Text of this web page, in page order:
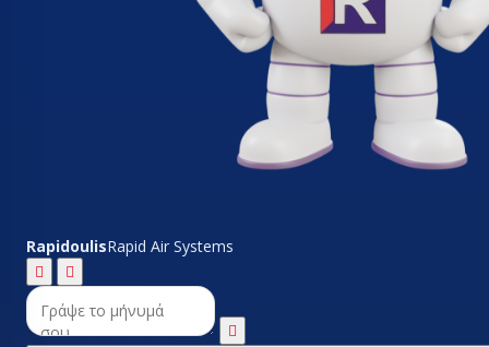
RapidoulisRapid Air Systems